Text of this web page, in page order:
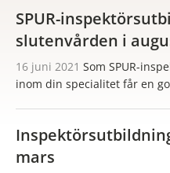
SPUR-
slutenvården i
16 juni 2021 Som SPUR-
inom din specialitet får en
mars